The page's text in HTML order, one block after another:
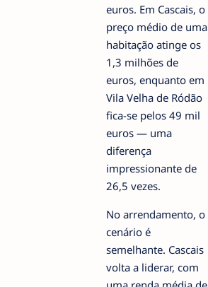
euros. Em Cascais, o
preço médio de uma
habitação atinge os
1,3 milhões de
euros, enquanto em
Vila Velha de Ródão
fica-se pelos 49 mil
euros — uma
diferença
impressionante de
26,5 vezes.
No arrendamento, o
cenário é
semelhante. Cascais
volta a liderar, com